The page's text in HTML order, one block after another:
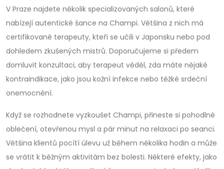
V Praze najdete několik specializovaných salonů, které
nabízejí autentické šance na Champi. Většina z nich má
certifikované terapeuty, kteří se učili v Japonsku nebo pod
dohledem zkušených mistrů. Doporučujeme si předem
domluvit konzultaci, aby terapeut věděl, zda máte nějaké
kontraindikace, jako jsou kožní infekce nebo těžké srdeční
onemocnění.
Když se rozhodnete vyzkoušet Champi, přineste si pohodlné
oblečení, otevřenou mysl a pár minut na relaxaci po seanci.
Většina klientů pocítí úlevu už během několika hodin a může
se vrátit k běžným aktivitám bez bolesti. Některé efekty, jako